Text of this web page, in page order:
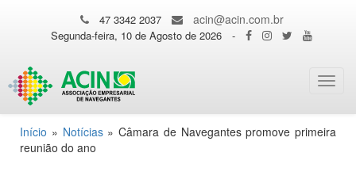
47 3342 2037 acin@acin.com.br
Segunda-feira, 10 de Agosto de 2026 -
Início » Notícias» Câmara de Navegantes promove primeira
reunião do ano